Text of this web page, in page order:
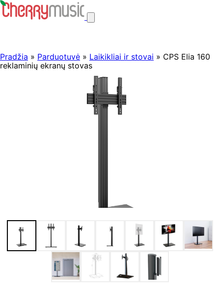
Pradžia » Parduotuvė » Laikikliai ir stovai » CPS Elia 160
reklaminių ekranų stovas